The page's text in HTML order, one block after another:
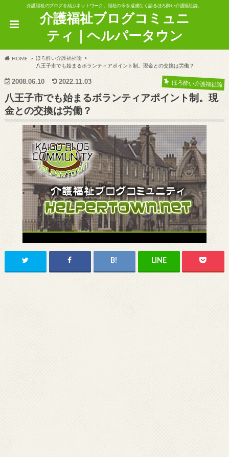
介護福祉のブログを結ぶネットワーク。福祉の今を遠慮なく語るほろ酔い介護福祉論。
介護福祉ブログコミュニ
ティ｜ヘルパータウン
HOME
ほろ酔い介護福祉論
八王子市でも始まるボランティアポイント制。現金との交換は労働？
2008.06.10 2022.11.03 ほろ酔い介護福祉論
八王子市でも始まるボランティアポイント制。現
金との交換は労働？